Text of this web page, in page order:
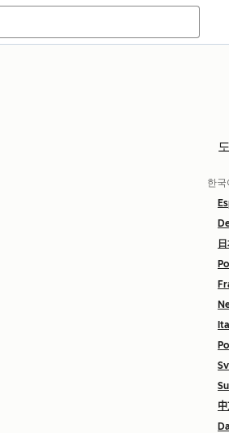
한국